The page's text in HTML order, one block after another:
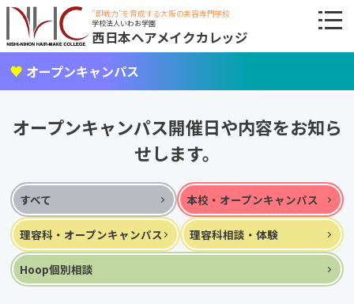
"即戦力"を育成する大阪の美容専門学校
学校法人いわお学園
西日本ヘアメイクカレッジ
オープンキャンパス
オープンキャンパス開催日や内容をお知ら
せします。
すべて 本校・オープンキャンパス
理容科・オープンキャンパス 理容科相談・体験
Hoop個別相談